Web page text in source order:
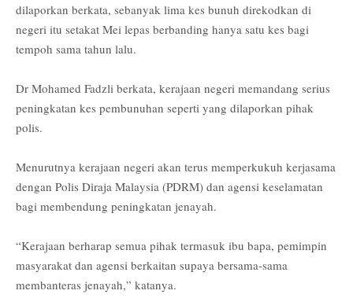
dilaporkan berkata, sebanyak lima kes bunuh direkodkan di
negeri itu setakat Mei lepas berbanding hanya satu kes bagi
tempoh sama tahun lalu.
Dr Mohamed Fadzli berkata, kerajaan negeri memandang serius
peningkatan kes pembunuhan seperti yang dilaporkan pihak
polis.
Menurutnya kerajaan negeri akan terus memperkukuh kerjasama
dengan Polis Diraja Malaysia (PDRM) dan agensi keselamatan
bagi membendung peningkatan jenayah.
“Kerajaan berharap semua pihak termasuk ibu bapa, pemimpin
masyarakat dan agensi berkaitan supaya bersama-sama
membanteras jenayah,” katanya.